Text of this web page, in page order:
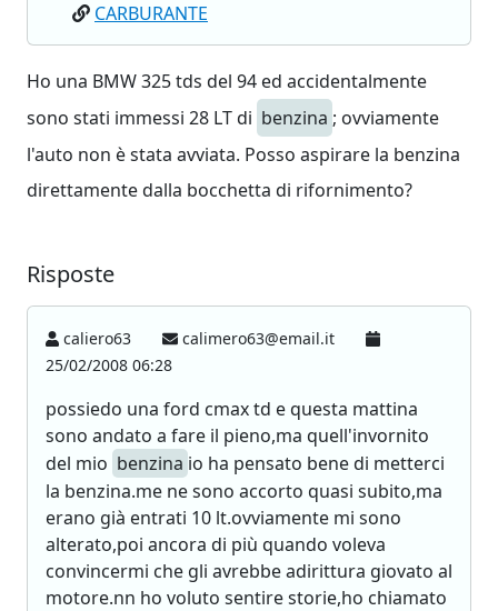
CARBURANTE
Ho una BMW 325 tds del 94 ed accidentalmente
sono stati immessi 28 LT di benzina ; ovviamente
l'auto non è stata avviata. Posso aspirare la benzina
direttamente dalla bocchetta di rifornimento?
Risposte
caliero63
calimero63@email.it
25/02/2008 06:28
possiedo una ford cmax td e questa mattina
sono andato a fare il pieno,ma quell'invornito
del mio benzina io ha pensato bene di metterci
la benzina.me ne sono accorto quasi subito,ma
erano già entrati 10 lt.ovviamente mi sono
alterato,poi ancora di più quando voleva
convincermi che gli avrebbe adirittura giovato al
motore.nn ho voluto sentire storie,ho chiamato